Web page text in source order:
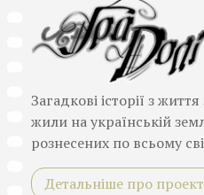
Загадкові історії з
жили на українській
рознесених по всьому
Детальніше про проект